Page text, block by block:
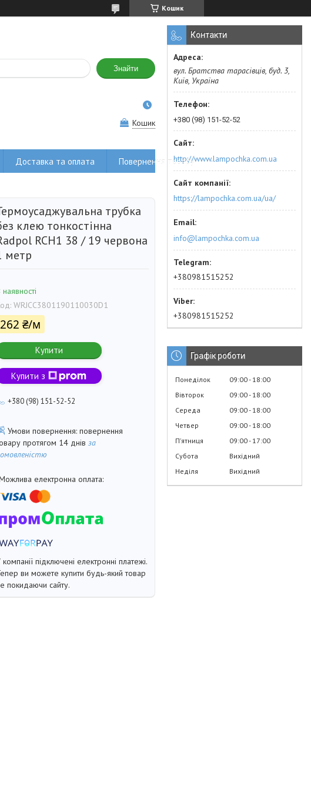
Кошик
Знайти
Кошик
Доставка та оплата Повернення товару
трубка
клею тонкостінна
RCH1 38 / 19 червона
метр
WRJCC3801190110030D1
262 ₴/м
Купити
Купити з
+380 (98) 151-52-52
повернення
протягом 14 днів за
компанії підключені електронні платежі.
ви можете купити будь-який товар
покидаючи сайту.
Контакти
вул. Братства тарасівців, буд. 3,
Київ, Україна
+380 (98) 151-52-52
http://www.lampochka.com.ua
https://lampochka.com.ua/ua/
info@lampochka.com.ua
+380981515252
+380981515252
Графік роботи
Понеділок 09:00 18:00
Вівторок
09:00 18:00
Середа
09:00 18:00
Четвер
09:00 18:00
Пʼятниця
09:00 17:00
Субота
Вихідний
Неділя
Вихідний